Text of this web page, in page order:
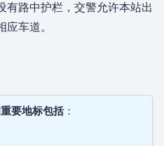
有路中护栏，交警允许本站出
车道。
要地标包括：